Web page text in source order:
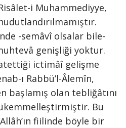
i Muhammediyye,
-semâvî olsalar bile-
genişliği yoktur.
ictimâî gelişme
ı Rabbü’l-Âlemîn,
başlamış olan tebliğâtını
Bu
fiilinde böyle bir